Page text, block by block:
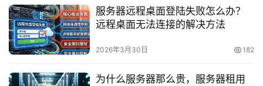
服务器远程桌面登陆失败怎么办？
远程桌面无法连接的解决方法
2026年3月30日 182
为什么服务器那么贵，服务器租用